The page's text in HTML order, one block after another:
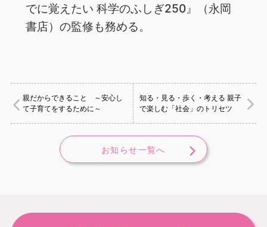
でに覚えたい 科学のふしぎ250』（永岡
書店）の監修も務める。
親だからできること ～安心し
て子育てをするために～
知る・見る・歩く・考える 親子
で楽しむ「社会」のトリセツ
お知らせ一覧へ